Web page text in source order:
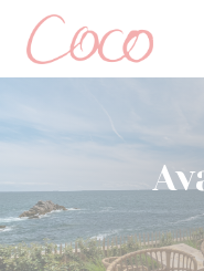
Painel de Gerenciamento